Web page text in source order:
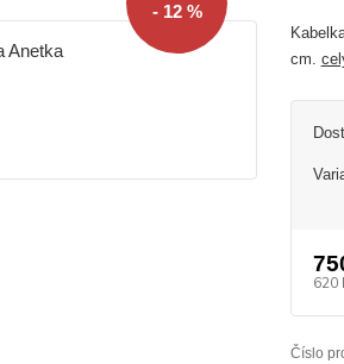
- 12 %
cm.
620
Číslo